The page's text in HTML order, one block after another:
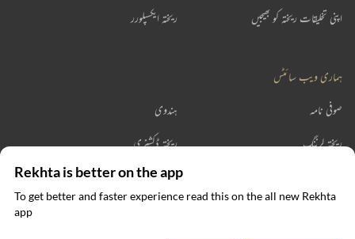
اپنی تخلیقات ریختہ کو بھیجیں ریختہ ایکسپلورر
ہماری ویب سائٹس
ہندوی صوفی نامہ
ریختہ ڈکشنری ریختہ لرننگ
ریختہ بکس
Rekhta is better on the app
To get better and faster experience read this on the all new Rekhta
app